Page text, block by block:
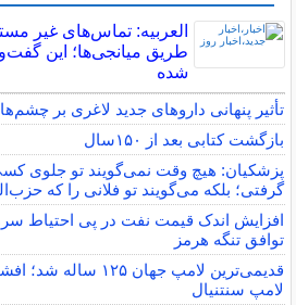
العربیه: تماس‌های غیر
طریق میانجی‌ها؛ این
شده
تأثیر پنهانی داروهای جدید لاغری بر
بازگشت کتابی بعد از ۱۵۰سال
پزشکیان: هیچ وقت نمی‌گویند تو جلوی
گرفتی؛ بلکه می‌گویند تو فلانی را که
افزایش اندک قیمت نفت در پی احتیاط
توافق تنگه هرمز
قدیمی‌ترین لامپ جهان
لامپ سنتنیال